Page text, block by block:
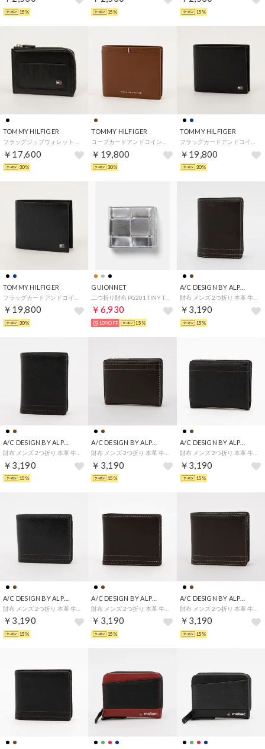
15% 15% 15%
TOMMY HILFIGER
￥17,600
30%
TOMMY HILFIGER
￥19,800
30%
TOMMY HILFIGER
￥19,800
30%
TOMMY HILFIGER
￥19,800
30%
GUIONNET
￥6,930
10%OFF 15%
財布 メンズ 2つ折り 本革 牛革 ベラ付き IDカード ベーシック シンプル （ブラウン）
￥3,190
15%
A/C DESIGN BY ALPHA CUBIC
￥3,190
15%
￥3,190
15%
財布 メンズ 2つ折り 本革 牛革 L字ファスナー コンパクト カード8枚 ベーシック シンプル （ブラック）
￥3,190
15%
A/C DESIGN BY ALPHA CUBIC
￥3,190
15%
￥3,190
15%
財布 メンズ 2つ折り 本革 牛革 カード6枚 コンパクト ベーシック シンプル （ブラウン）
￥3,190
15%